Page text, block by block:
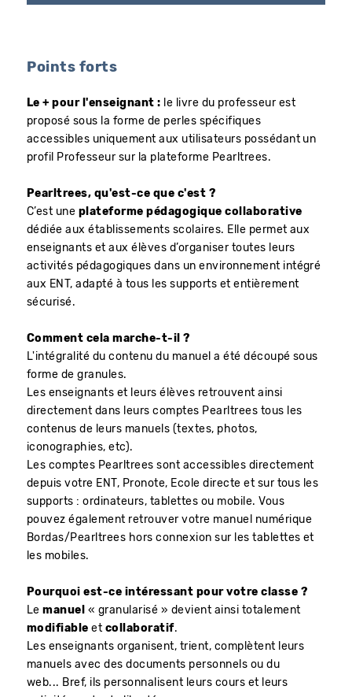
Points forts
Le + pour l'enseignant : le livre du professeur est
proposé sous la forme de perles spécifiques
accessibles uniquement aux utilisateurs possédant un
profil Professeur sur la plateforme Pearltrees.
Pearltrees, qu'est-ce que c'est ?
C’est une plateforme pédagogique collaborative
dédiée aux établissements scolaires. Elle permet aux
enseignants et aux élèves d’organiser toutes leurs
activités pédagogiques dans un environnement intégré
aux ENT, adapté à tous les supports et entièrement
sécurisé.
Comment cela marche-t-il ?
L'intégralité du contenu du manuel a été découpé sous
forme de granules.
Les enseignants et leurs élèves retrouvent ainsi
directement dans leurs comptes Pearltrees tous les
contenus de leurs manuels (textes, photos,
iconographies, etc).
Les comptes Pearltrees sont accessibles directement
depuis votre ENT, Pronote, Ecole directe et sur tous les
supports : ordinateurs, tablettes ou mobile. Vous
pouvez également retrouver votre manuel numérique
Bordas/Pearltrees hors connexion sur les tablettes et
les mobiles.
Pourquoi est-ce intéressant pour votre classe ?
Lemanuel « granularisé » devient ainsi totalement
modifiableet collaboratif.
Les enseignants organisent, trient, complètent leurs
manuels avec des documents personnels ou du
web... Bref, ils personnalisent leurs cours et leurs